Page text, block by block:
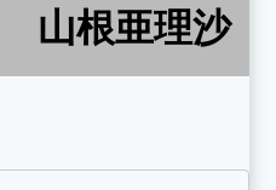
山根亜理沙